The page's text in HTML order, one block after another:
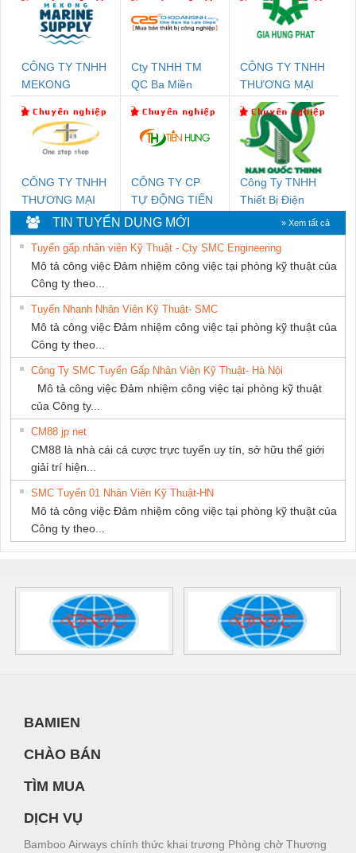
CÔNG TY TNHH
MEKONG
Cty TNHH TM
QC Ba Miền
CÔNG TY TNHH
THƯƠNG MẠI
DỊCH VỤ KỸ
THUẬT ĐIỆN CƠ
GIA HƯNG
PHÁT
CÔNG TY TNHH
THƯƠNG MẠI
THIÊN ÂN VIỆT
NAM
CÔNG TY CP
TỰ ĐỘNG TIẾN
HƯNG
Công Ty TNHH
Thiết Bị Điện
Nam Quốc Thịnh
TIN TUYỂN DỤNG MỚI » Xem tất cả
Tuyển gấp nhân viên Kỹ Thuật - Cty SMC Engineering
Mô tả công việc Đảm nhiệm công việc tại phòng kỹ thuật của
Công ty theo...
Tuyển Nhanh Nhân Viên Kỹ Thuật- SMC
Mô tả công việc Đảm nhiệm công việc tại phòng kỹ thuật của
Công ty theo...
Công Ty SMC Tuyển Gấp Nhân Viên Kỹ Thuật- Hà Nội
Mô tả công việc Đảm nhiệm công việc tại phòng kỹ thuật
của Công ty...
CM88 jp net
CM88 là nhà cái cá cược trực tuyến uy tín, sở hữu thế giới
giải trí hiện...
SMC Tuyển 01 Nhân Viên Kỹ Thuật-HN
Mô tả công việc Đảm nhiệm công việc tại phòng kỹ thuật của
Công ty theo...
BAMIEN
CHÀO BÁN
TÌM MUA
DỊCH VỤ
Bamboo Airways chính thức khai trương Phòng chờ Thương